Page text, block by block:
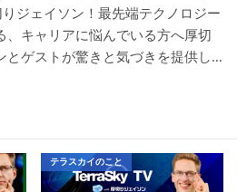
ジェイソン！最先端テクノロジー
、キャリアに悩んでいる方へ厚切
とゲストが驚きと気づきを提供し...
テラスカイのこと